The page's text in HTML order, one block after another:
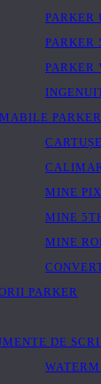
PARKER
PARKER
PARKER
PARKER
MINE PIX
MINE
MINE
PARKER
DE